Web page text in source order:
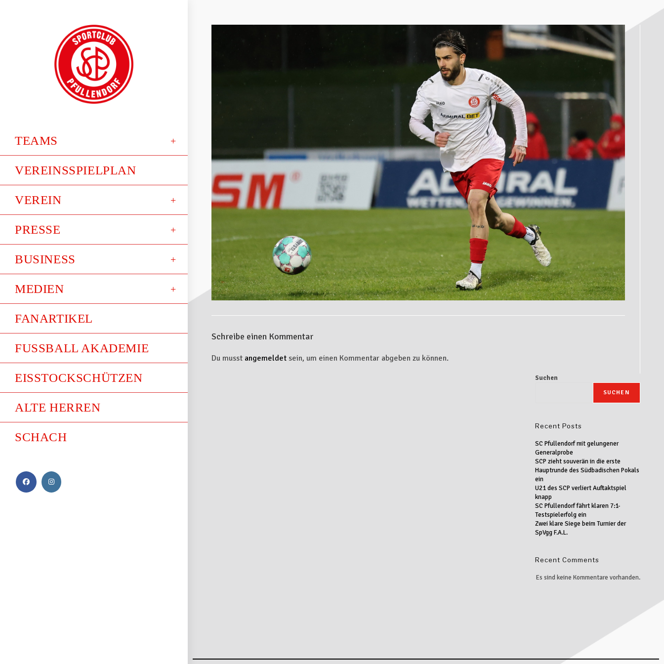
TEAMS
VEREINSSPIELPLAN
VEREIN
PRESSE
BUSINESS
MEDIEN
FANARTIKEL
FUSSBALL AKADEMIE
EISSTOCKSCHÜTZEN
ALTE HERREN
SCHACH
Schreibe einen Kommentar
Du musst angemeldet sein, um einen Kommentar abgeben zu können.
Suchen
SUCHEN
Recent Posts
SC Pfullendorf mit gelungener
Generalprobe
SCP zieht souverän in die erste
Hauptrunde des Südbadischen Pokals
ein
U21 des SCP verliert Auftaktspiel
knapp
SC Pfullendorf fährt klaren 7:1-
Testspielerfolg ein
Zwei klare Siege beim Turnier der
SpVgg F.A.L.
Recent Comments
Es sind keine Kommentare vorhanden.